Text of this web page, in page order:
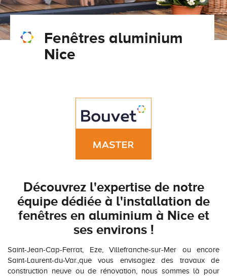
Fenêtres aluminium
Nice
Découvrez l'expertise de notre
équipe dédiée à l'installation de
fenêtres en aluminium à Nice et
ses environs !
Saint-Jean-Cap-Ferrat, Eze, Villefranche-sur-Mer ou encore
Saint-Laurent-du-Var.,que vous envisagiez des travaux de
construction neuve ou de rénovation, nous sommes là pour
Conseils pour choisir
Demander un devis
Tous nos accessoires volets roulants
Tous nos accessoires volets battants
Classique
Accessoires
Télécharger le catalogue